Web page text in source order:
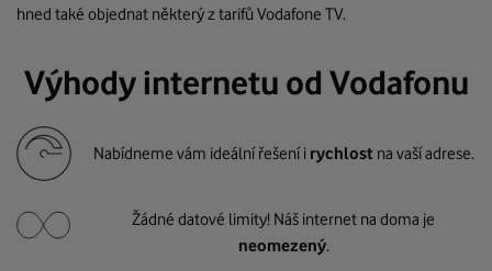
hned také objednat některý z tarifů Vodafone TV.
Výhody internetu od Vodafonu
Nabídneme vám ideální řešení i rychlost na vaší adrese.
Žádné datové limity! Náš internet na doma je
neomezený.